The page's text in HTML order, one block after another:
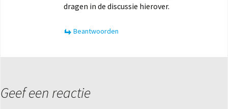
dragen in de discussie hierover.
Beantwoorden
Geef een reactie